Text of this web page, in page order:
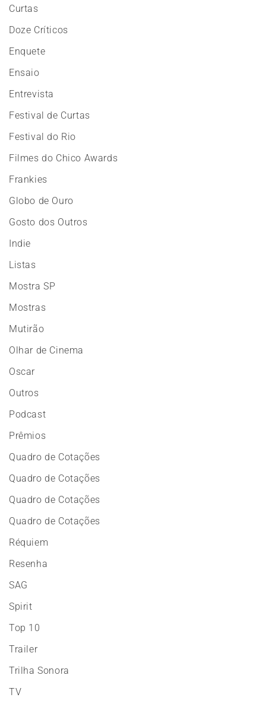
Curtas
Doze Críticos
Enquete
Ensaio
Entrevista
Festival de Curtas
Festival do Rio
Filmes do Chico Awards
Frankies
Globo de Ouro
Gosto dos Outros
Indie
Listas
Mostra SP
Mostras
Mutirão
Olhar de Cinema
Oscar
Outros
Podcast
Prêmios
Quadro de Cotações
Quadro de Cotações
Quadro de Cotações
Quadro de Cotações
Réquiem
Resenha
SAG
Spirit
Top 10
Trailer
Trilha Sonora
TV